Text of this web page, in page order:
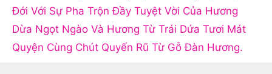
Đới Với Sự Pha Trộn Đầy Tuyệt Vời Của Hương
Dừa Ngọt Ngào Và Hương Từ Trái Dứa Tươi Mát
Quyện Cùng Chút Quyến Rũ Từ Gỗ Đàn Hương.